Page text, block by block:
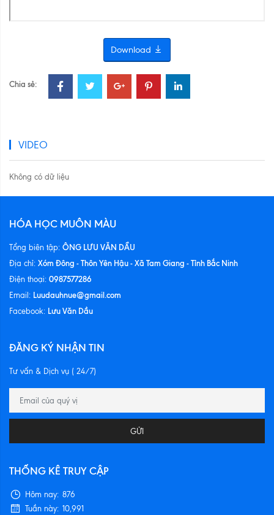
Download
Chia sẻ:
VIDEO
Không có dữ liệu
HÓA HỌC MUÔN MÀU
Tổng biên tập: ÔNG LƯU VĂN DẦU
Địa chỉ: Xóm Đông - Thôn Yên Hậu - Xã Tam Giang - Tỉnh Bắc Ninh
Điện thoại: 0987577286
Email: Luudauhnue@gmail.com
Facebook: Lưu Văn Dầu
ĐĂNG KÝ NHẬN TIN
Tư vấn & Dịch vụ ( 24/7)
GỬI
THỐNG KÊ TRUY CẬP
Hôm nay: 876
Tuần này: 10,991